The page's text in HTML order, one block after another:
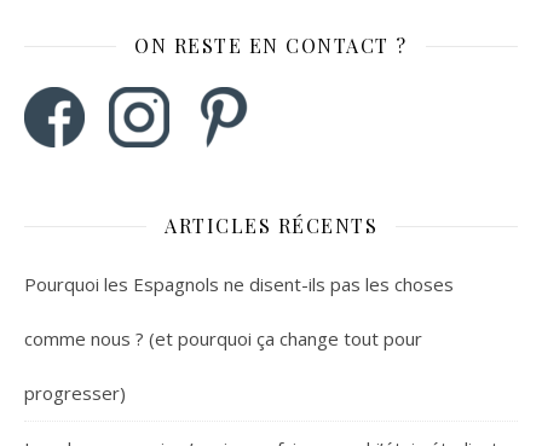
ON RESTE EN CONTACT ?
ARTICLES RÉCENTS
Pourquoi les Espagnols ne disent-ils pas les choses
comme nous ? (et pourquoi ça change tout pour
progresser)